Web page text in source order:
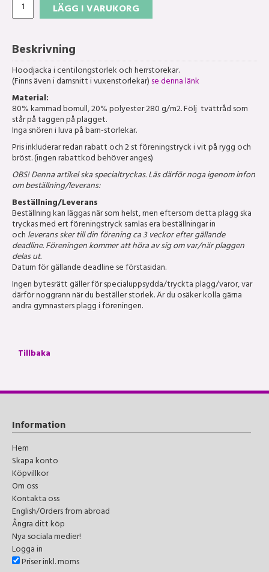
LÄGG I VARUKORG
Beskrivning
Hoodjacka i centilongstorlek och herrstorekar.
(Finns även i damsnitt i vuxenstorlekar)se denna länk
Material:
80% kammad bomull, 20% polyester 280 g/m2. Följ tvättråd som
står på taggen på plagget.
Inga snören i luva på barn-storlekar.
Pris inkluderar redan rabatt och 2 st föreningstryck i vit på rygg och
bröst. (ingen rabattkod behöver anges)
OBS! Denna artikel ska specialtryckas. Läs därför noga igenom infon
om beställning/leverans:
Beställning/Leverans
Beställning kan läggas när som helst, men eftersom detta plagg ska
tryckas med ert föreningstryck samlas era beställningar in
ochleverans sker till din förening ca 3 veckor efter gällande
deadline. Föreningen kommer att höra av sig om var/när plaggen
delas ut.
Datum för gällande deadline se förstasidan.
Ingen bytesrätt gäller för specialuppsydda/tryckta plagg/varor, var
därför noggrann när du beställer storlek. Är du osäker kolla gärna
andra gymnasters plagg i föreningen.
Tillbaka
Information
Hem
Skapa konto
Köpvillkor
Om oss
Kontakta oss
English/Orders from abroad
Ångra ditt köp
Nya sociala medier!
Logga in
Priser inkl. moms